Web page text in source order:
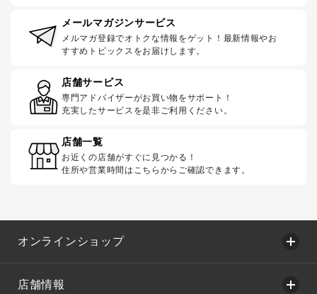
メールマガジンサービス
メルマガ登録でオトクな情報をゲット！最新情報やお
すすめトピックスをお届けします。
店舗サービス
専門アドバイザーがお買い物をサポート！
充実したサービスを是非ご利用ください。
店舗一覧
お近くの店舗がすぐに見つかる！
住所や営業時間はこちらからご確認できます。
オンラインショップ
店舗情報